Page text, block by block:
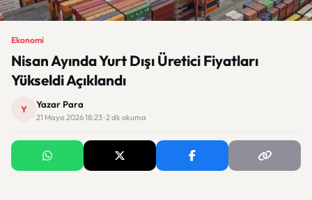
Ekonomi
Nisan Ayında Yurt Dışı Üretici Fiyatları
Yükseldi Açıklandı
Y Yazar Para
21 Mayıs 2026 18:23 · 2 dk okuma